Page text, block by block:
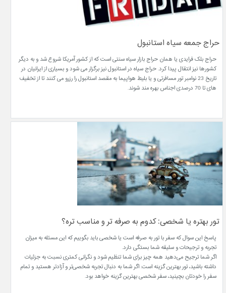
حراج جمعه سیاه استانبول
حراج بلک فرایدی یا همان حراج بازار سیاه سنتی است که از کشور آمریکا شروع شد و به دیگر
کشورها نیز انتقال پیدا کرد. حراج سیاه در استانبول نیز برگزار می شود و بسیاری از ایرانیان در
تاریخ 23 نوامبر تور مسافرتی و یا بلیط هواپیما به مقصد استانبول را رزرو می کنند تا از تخفیف
های تا 70 درصدی اجناس بهره مند شوند.
تور بهتره یا شخصی: کدوم به صرفه تر و مناسب تره؟
پاسخ این سوال که سفر با تور به صرفه است یا شخصی باید بگوییم که این مسئله به میزان
تجربه و ترجیحات و سلیقه شما بستگی دارد.
اگر شما ترجیح می‌دهید همه چیز برای شما تنظیم شود و نگرانی کمتری نسبت به جزئیات
داشته باشید، تور بهترین گزینه است. اگر شما به دنبال تجربه شخصی‌تر و آزادتر هستید و تمام
سفر را خودتان بچینید، سفر شخصی بهترین گزینه خواهد بود.